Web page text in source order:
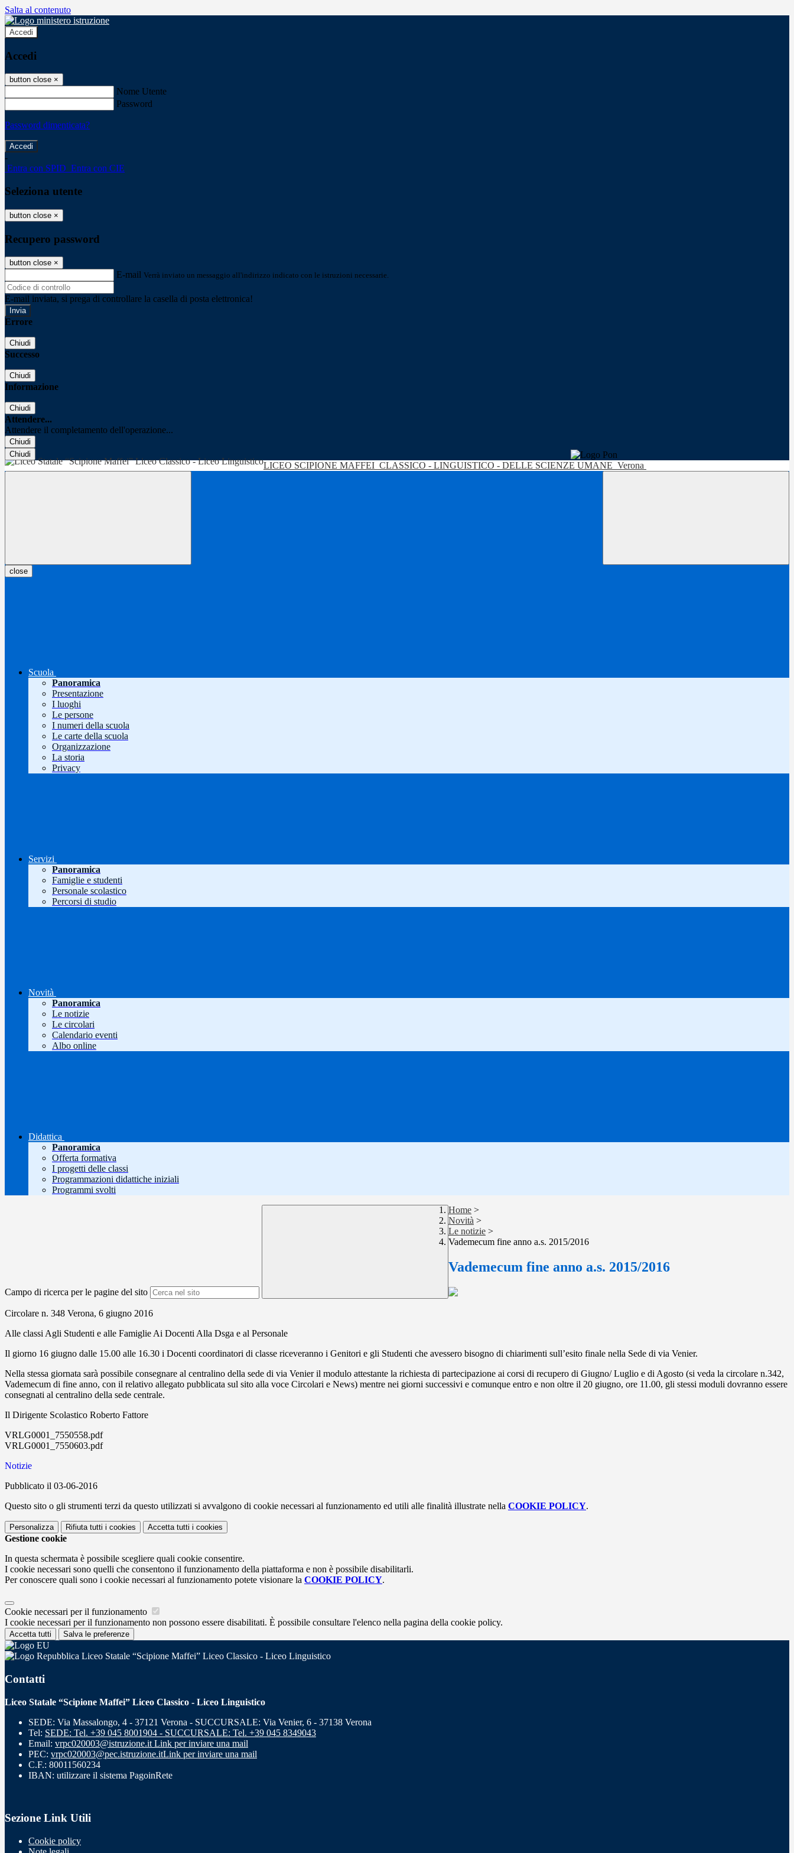
Salta al contenuto
Accedi
Accedi
button close ×
Nome Utente
Password
Password dimenticata?
-
Entra con SPID Entra con CIE
Seleziona utente
button close ×
Recupero password
button close ×
E-mail Verrà inviato un messaggio all'indirizzo indicato con le istruzioni necessarie.
E-mail inviata, si prega di controllare la casella di posta elettronica!
Errore
Chiudi
Successo
Chiudi
Informazione
Chiudi
Attendere...
Attendere il completamento dell'operazione...
Chiudi
Chiudi
LICEO SCIPIONE MAFFEI CLASSICO - LINGUISTICO - DELLE SCIENZE UMANE Verona
close
Scuola
Panoramica
Presentazione
I luoghi
Le persone
I numeri della scuola
Le carte della scuola
Organizzazione
La storia
Privacy
Servizi
Panoramica
Famiglie e studenti
Personale scolastico
Percorsi di studio
Novità
Panoramica
Le notizie
Le circolari
Calendario eventi
Albo online
Didattica
Panoramica
Offerta formativa
I progetti delle classi
Programmazioni didattiche iniziali
Programmi svolti
Campo di ricerca per le pagine del sito
Home >
Novità >
Le notizie >
Vademecum fine anno a.s. 2015/2016
Vademecum fine anno a.s. 2015/2016
Circolare n. 348 Verona, 6 giugno 2016
Alle classi Agli Studenti e alle Famiglie Ai Docenti Alla Dsga e al Personale
Il giorno 16 giugno dalle 15.00 alle 16.30 i Docenti coordinatori di classe riceveranno i Genitori e gli Studenti che avessero bisogno di chiarimenti sull’esito finale nella Sede di via Venier.
Nella stessa giornata sarà possibile consegnare al centralino della sede di via Venier il modulo attestante la richiesta di partecipazione ai corsi di recupero di Giugno/ Luglio e di Agosto (si veda la circolare n.342,
Vademecum di fine anno, con il relativo allegato pubblicata sul sito alla voce Circolari e News) mentre nei giorni successivi e comunque entro e non oltre il 20 giugno, ore 11.00, gli stessi moduli dovranno essere
consegnati al centralino della sede centrale.
Il Dirigente Scolastico Roberto Fattore
VRLG0001_7550558.pdf
VRLG0001_7550603.pdf
Notizie
Pubblicato il 03-06-2016
Questo sito o gli strumenti terzi da questo utilizzati si avvalgono di cookie necessari al funzionamento ed utili alle finalità illustrate nella COOKIE POLICY.
Personalizza Rifiuta tutti i cookies Accetta tutti i cookies
Gestione cookie
In questa schermata è possibile scegliere quali cookie consentire.
I cookie necessari sono quelli che consentono il funzionamento della piattaforma e non è possibile disabilitarli.
Per conoscere quali sono i cookie necessari al funzionamento potete visionare la COOKIE POLICY.
Cookie necessari per il funzionamento
I cookie necessari per il funzionamento non possono essere disabilitati. È possibile consultare l'elenco nella pagina della cookie policy.
Accetta tutti Salva le preferenze
Liceo Statale “Scipione Maffei” Liceo Classico - Liceo Linguistico
Contatti
Liceo Statale “Scipione Maffei” Liceo Classico - Liceo Linguistico
SEDE: Via Massalongo, 4 - 37121 Verona - SUCCURSALE: Via Venier, 6 - 37138 Verona
Tel: SEDE: Tel. +39 045 8001904 - SUCCURSALE: Tel. +39 045 8349043
Email: vrpc020003@istruzione.it Link per inviare una mail
PEC: vrpc020003@pec.istruzione.itLink per inviare una mail
C.F.: 80011560234
IBAN: utilizzare il sistema PagoinRete
Sezione Link Utili
Cookie policy